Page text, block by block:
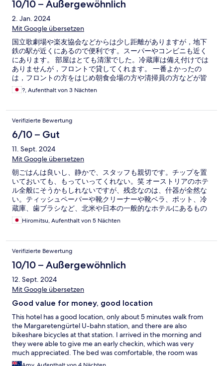
10/10 – Außergewöhnlich
2. Jan. 2024
Mit Google übersetzen
国立歌劇場や楽友協会などからは少し距離がありますが，地下
鉄の駅が近くにあるので便利です。スーパーやコンビニも近く
にあります。 部屋はとても清潔でした。冷蔵庫は備え付けでは
ありませんが，フロントで貸してくれます。 一番よかったの
は，フロントの方をはじめ朝食会場の方や清掃員の方などが皆
フレンドリーで親切だったことです。おかげで気分良く新年を
迎えられました。ありがとうございました。またウィーンに滞
したが，とてもおすすめです。
?, Aufenthalt von 3 Nächten
Verifizierte Bewertung
6/10 – Gut
11. Sept. 2024
Mit Google übersetzen
朝ごはんは良いし、静かで、スタッフも親切です。チップを置
いておいても、もっていってくれない。笑 オーストリアのホテ
ル全般にそうかもしれないですが、残念なのは、什器が全然な
い。ティッシュペーパーや靴クリーナーや靴ベラ、ポット、冷
蔵庫、歯ブラシなど、北米や日本の一般的なホテルにあるもの
はありません。
Hiromitsu, Aufenthalt von 5 Nächten
Verifizierte Bewertung
10/10 – Außergewöhnlich
12. Sept. 2024
Mit Google übersetzen
Good value for money, good location
This hotel has a good location, only about 5 minutes walk from
the Margaretengürtel U-bahn station, and there are also
bikeshare bicycles at that station. I arrived in the morning and
they were able to give me an early checkin, which was very
much appreciated. The bed was comfortable, the room was
clean, and the reverse cycle air conditioner worked well on the